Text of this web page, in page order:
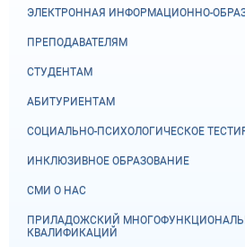
ЭЛЕКТРОННАЯ ИНФОРМАЦИОННО-
ПРЕПОДАВАТЕЛЯМ
СТУДЕНТАМ
АБИТУРИЕНТАМ
СОЦИАЛЬНО-ПСИХОЛОГИЧЕСКОЕ
ИНКЛЮЗИВНОЕ ОБРАЗОВАНИЕ
СМИ О НАС
ПРИЛАДОЖСКИЙ
КВАЛИФИКАЦИЙ